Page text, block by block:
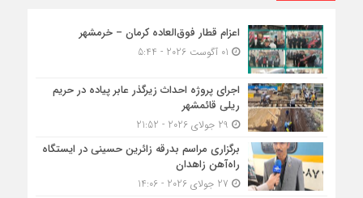
اعزام قطار فوق‌العاده کرمان – خرمشهر
اجرای پروژه احداث زیرگذر عابر پیاده در حریم
ریلی قائمشهر
برگزاری مراسم بدرقه زائرین حسینی در ایستگاه
راه‌آهن زاهدان